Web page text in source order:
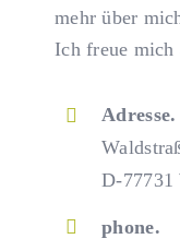
mehr über
Ich freue
Adresse.
D-
phone.